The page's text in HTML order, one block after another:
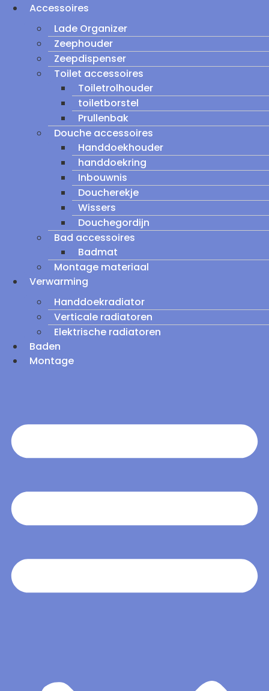
Accessoires
Lade Organizer
Zeephouder
Zeepdispenser
Toilet accessoires
Toiletrolhouder
toiletborstel
Prullenbak
Douche accessoires
Handdoekhouder
handdoekring
Inbouwnis
Doucherekje
Wissers
Douchegordijn
Bad accessoires
Badmat
Montage materiaal
Verwarming
Handdoekradiator
Verticale radiatoren
Elektrische radiatoren
Baden
Montage